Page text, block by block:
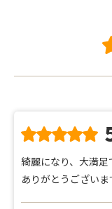
綺麗になり、大満足
ありがとうございま